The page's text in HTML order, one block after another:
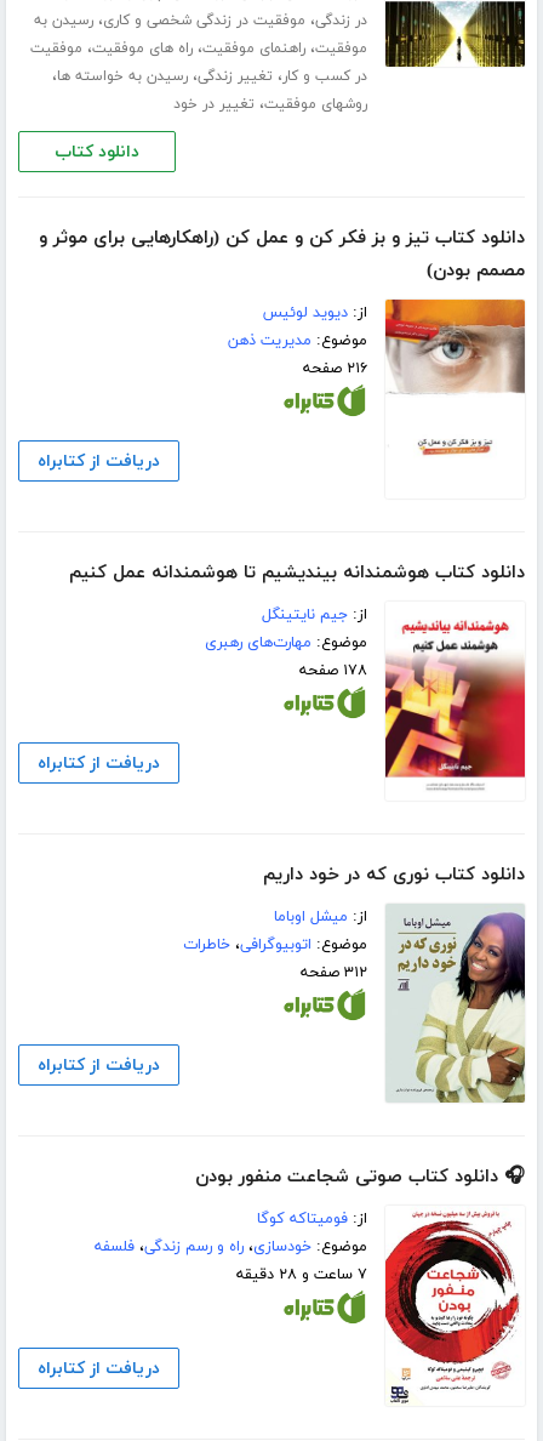
در زندگی، موفقیت در زندگی شخصی و کاری،رسیدن به
موفقیت،راهنمای موفقیت،راه های موفقیت، موفقیت
در کسب و کار، تغییر زندگی،رسیدن به خواسته ها،
روشهای موفقیت، تغییر در خود
دانلود کتاب
دانلود کتاب تیز و بز فکر کن و عمل کن (راهکارهایی برای موثر و
مصمم بودن)
از:دیوید لوئیس
موضوع: مدیریت ذهن
۲۱۶ صفحه
دریافت از کتابراه
دانلود کتاب هوشمندانه بیندیشیم تا هوشمندانه عمل کنیم
از:جیم نایتینگل
موضوع: مهارت‌های رهبری
۱۷۸ صفحه
دریافت از کتابراه
دانلود کتاب نوری که در خود داریم
از: میشل اوباما
موضوع: اتوبیوگرافی،خاطرات
۳۱۲ صفحه
دریافت از کتابراه
🎧 دانلود کتاب صوتی شجاعت منفور بودن
از:‬فومیتاکه کوگا
موضوع:خودسازی،راه و رسم زندگی،فلسفه
۷ ساعت و ۲۸ دقیقه
دریافت از کتابراه